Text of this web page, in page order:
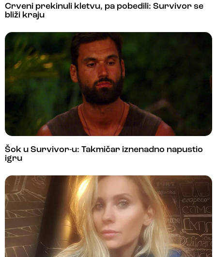
Crveni prekinuli kletvu, pa pobedili: Survivor se
bliži kraju
Šok u Survivor-u: Takmičar iznenadno napustio
igru